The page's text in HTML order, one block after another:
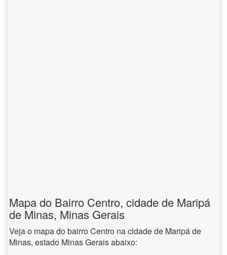
Mapa do Bairro Centro, cidade de Maripá
de Minas, Minas Gerais
Veja o mapa do bairro Centro na cidade de Maripá de
Minas, estado Minas Gerais abaixo: